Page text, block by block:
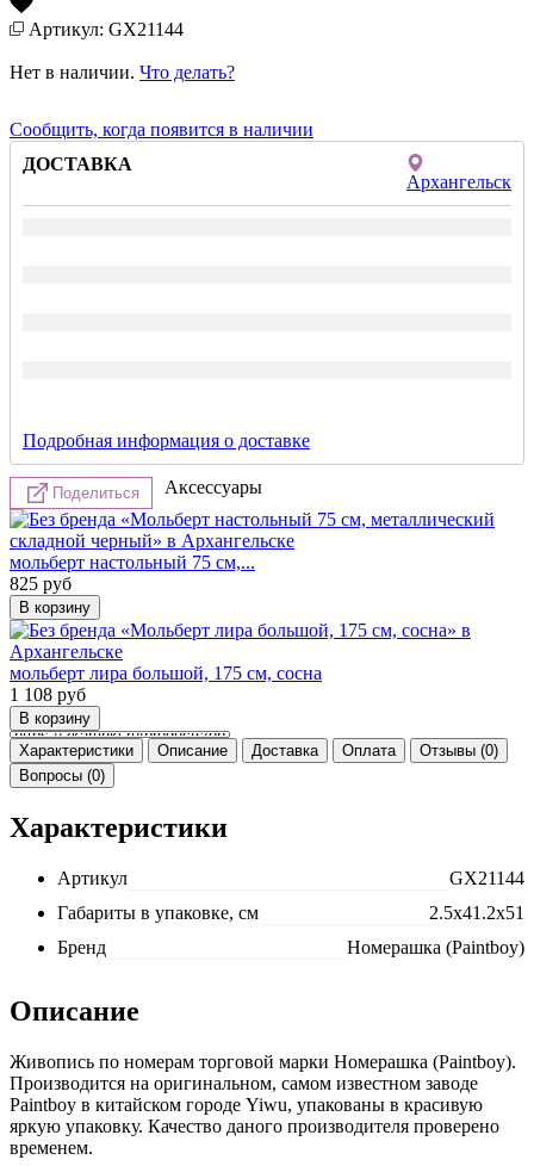
Артикул: GX21144
Нет в наличии. Что делать?
Сообщить, когда появится в наличии
ДОСТАВКА
Архангельск
Подробная информация о доставке
Поделиться Аксессуары
мольберт настольный 75 см,...
825 руб
мольберт лира большой, 175 см, сосна
1 108 руб
Характеристики Описание Доставка Оплата
Отзывы (0)
Вопросы (0)
Характеристики
Артикул
GX21144
Габариты в упаковке, см
2.5x41.2x51
Бренд
Номерашка (Paintboy)
Описание
Живопись по номерам торговой марки Номерашка (Paintboy).
Производится на оригинальном, самом известном заводе
Paintboy в китайском городе Yiwu, упакованы в красивую
яркую упаковку. Качество даного производителя проверено
временем.